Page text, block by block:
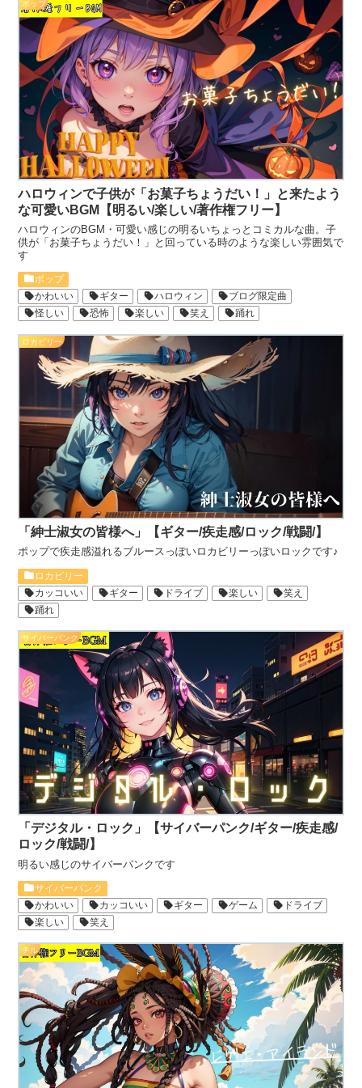
ポップ
ハロウィンで子供が「お菓子ちょうだい！」と来たよう
な可愛いBGM【明るい/楽しい/著作権フリー】
ハロウィンのBGM・可愛い感じの明るいちょっとコミカルな曲。子
供が「お菓子ちょうだい！」と回っている時のような楽しい雰囲気で
す
ポップ
かわいい
ギター ハロウィン
ブログ限定曲
怪しい
恐怖 楽しい 笑え 踊れ
ロカビリー
「紳士淑女の皆様へ」【ギター/疾走感/ロック/戦闘/】
ポップで疾走感溢れるブルースっぽいロカビリーっぽいロックです♪
ロカビリー
カッコいい
ギター ドライブ 楽しい
笑え
踊れ
サイバーパンク
「デジタル・ロック」【サイバーパンク/ギター/疾走感/
ロック/戦闘/】
明るい感じのサイバーパンクです
サイバーパンク
かわいい
カッコいい ギター ゲーム
ドライブ
楽しい
笑え
チル